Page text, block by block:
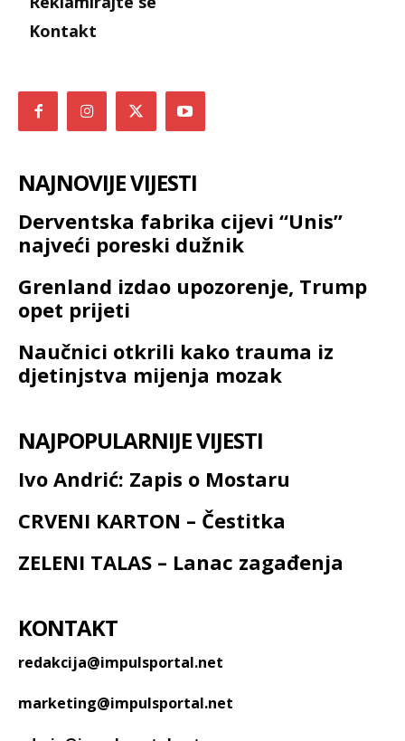
Kontakt
NAJNOVIJE VIJESTI
Derventska fabrika cijevi “Unis”
najveći poreski dužnik
Grenland izdao upozorenje, Trump
opet prijeti
Naučnici otkrili kako trauma iz
djetinjstva mijenja mozak
NAJPOPULARNIJE VIJESTI
Ivo Andrić: Zapis o Mostaru
CRVENI KARTON – Čestitka
ZELENI TALAS – Lanac zagađenja
KONTAKT
redakcija@impulsportal.net
marketing@impulsportal.net